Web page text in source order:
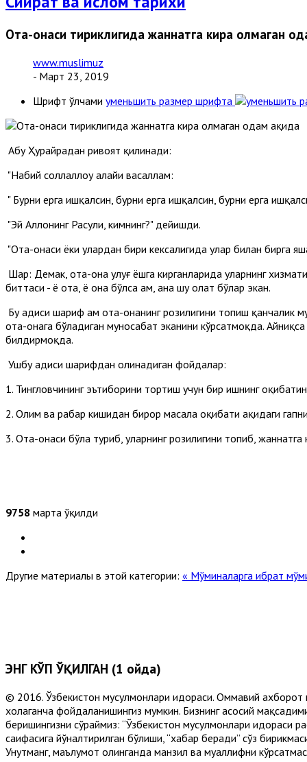
Ота-онаси тириклигида жаннатга кира олмаган
www.muslimuz
- Март 23, 2019
Шрифт ўлчами уменьшить размер шрифта
Абу Ҳурайрадан ривоят қилинади:
"Набий соллаллоҳу алайҳи васаллам:
" Бурни ерга ишқалсин, бурни ерга ишқалсин, бурни ерга
"Эй Аллоҳнинг Расули, кимнинг?" дейишди.
"Ота-онаси ёки улардан бири кексалигида улар билан бирга
Шарҳ: Демак, ота-она улуғ ёшга кирганларида уларнинг
биттаси - ё ота, ё она бўлса ҳам, ана шу ҳолат бўлар экан.
Бу ҳадиси шариф ҳам ота-онанинг розилигини топиш
ота-онага бўладиган муносабат эканини кўрсатмоқда.
билдирмоқда.
Ушбу ҳадиси шарифдан олинадиган фойдалар:
1. Тингловчининг эътиборини тортиш учун бир ишнинг
2. Олим ва раҳбар кишидан бирор масала оқибати ҳақидаги
3. Ота-онаси бўла туриб, уларнинг розилигини топиб,
9758 марта ўқилди
Другие материалы в этой категории: « Мўминаларга ибрат
ЭНГ КЎП ЎҚИЛГАН (1 ойда)
© 2016. Ўзбекистон мусулмонлари идораси. Оммавий ахборот
хоҳлаганча фойдаланишингиз мумкин. Бизнинг асосий
беришингизни сўраймиз: “Ўзбекистон мусулмонлари идораси
саҳифасига йўналтирилган бўлиши, “хабар беради” сўз
Унутманг, маълумот олинганда манзил ва муаллифни